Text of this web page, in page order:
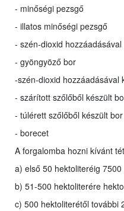
- minőségi pezsgő
- illatos minőségi pezsgő
- szén-dioxid
- gyöngyöző bor
-szén-dioxid hozzáadásával
- szárított szőlőből készült
- túlérett szőlőből készült bor
- borecet
A forgalomba hozni kívánt
a) első 50 hektoliteréig 7500
b) 51-500 hektoliterére
c) 500 hektoliterétől további